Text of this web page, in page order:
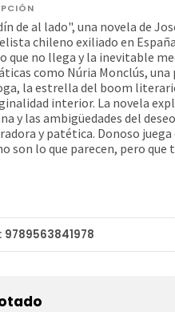
de al lado", una novela de
chileno exiliado en
que no llega y la inevitable
como Núria Monclús,
la estrella del boom
interior. La novela
y las ambigüedades del
y patética. Donoso
son lo que parecen, pero
9789563841978